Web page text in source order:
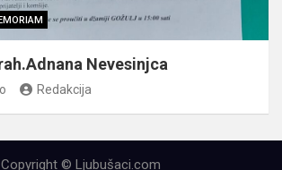
Nevesinjca
Redakcija
Copyright © Ljubušaci.com